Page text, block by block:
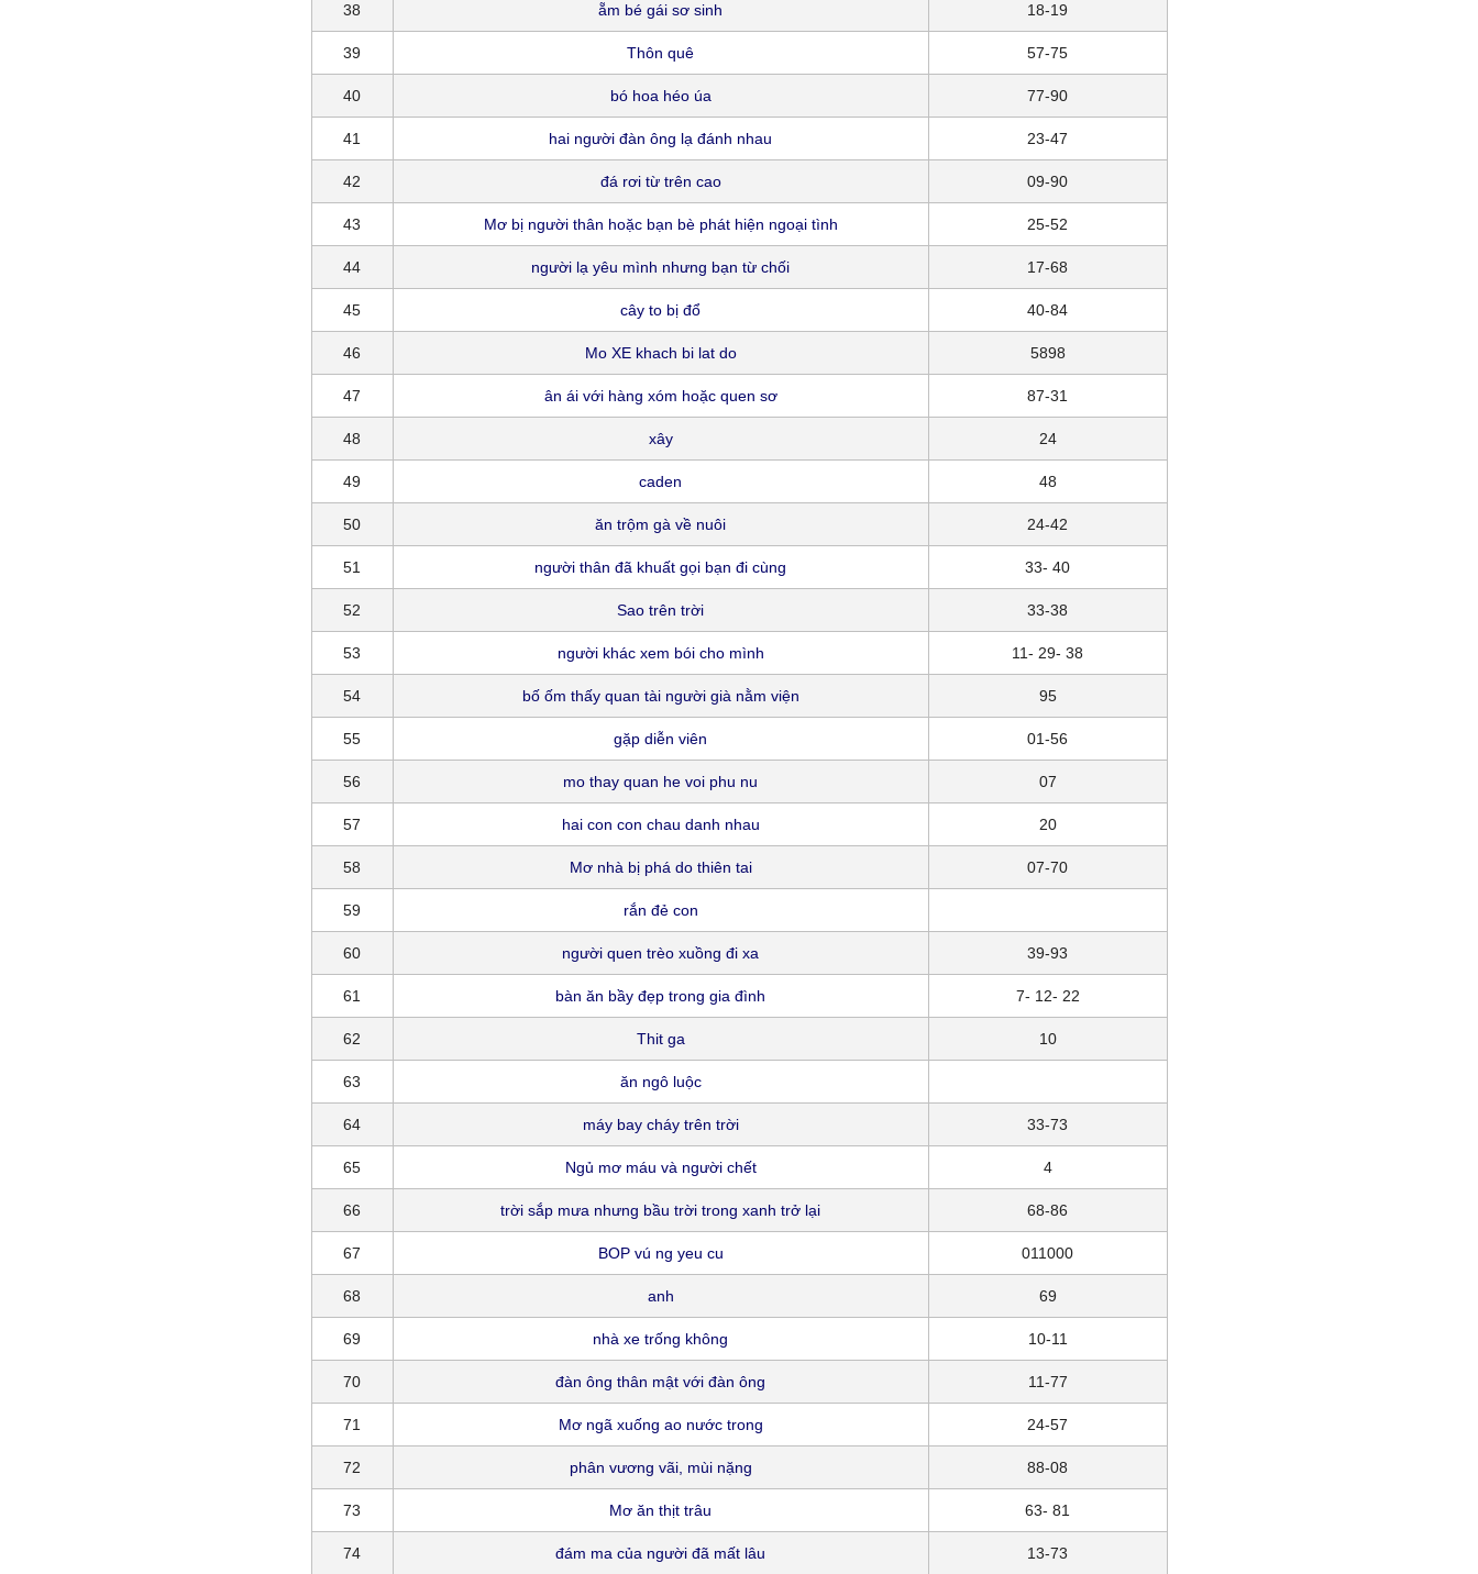
38 ẵm bé gái sơ sinh 18-19
39 Thôn quê 57-75
40 bó hoa héo úa 77-90
41 hai người đàn ông lạ đánh nhau 23-47
42 đá rơi từ trên cao 09-90
43 Mơ bị người thân hoặc bạn bè phát hiện ngoại tình 25-52
44 người lạ yêu mình nhưng bạn từ chối 17-68
45 cây to bị đổ 40-84
46 Mo XE khach bi lat do 5898
47 ân ái với hàng xóm hoặc quen sơ 87-31
48 xây 24
49 caden 48
50 ăn trộm gà về nuôi 24-42
51 người thân đã khuất gọi bạn đi cùng 33- 40
52 Sao trên trời 33-38
53 người khác xem bói cho mình 11- 29- 38
54 bố ốm thấy quan tài người già nằm viện 95
55 gặp diễn viên 01-56
56 mo thay quan he voi phu nu 07
57 hai con con chau danh nhau 20
58 Mơ nhà bị phá do thiên tai 07-70
59 rắn đẻ con
60 người quen trèo xuồng đi xa 39-93
61 bàn ăn bầy đẹp trong gia đình 7- 12- 22
62 Thit ga 10
63 ăn ngô luộc
64 máy bay cháy trên trời 33-73
65 Ngủ mơ máu và người chết 4
66 trời sắp mưa nhưng bầu trời trong xanh trở lại 68-86
67 BOP vú ng yeu cu 011000
68 anh 69
69 nhà xe trống không 10-11
70 đàn ông thân mật với đàn ông 11-77
71 Mơ ngã xuống ao nước trong 24-57
72 phân vương vãi, mùi nặng 88-08
73 Mơ ăn thịt trâu 63- 81
74 đám ma của người đã mất lâu 13-73